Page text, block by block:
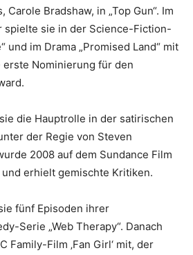
Bradshaw, in „Top Gun“. Im
spielte sie in der Science-Fiction-
und im Drama „Promised Land“ mit
Nominierung für den
die Hauptrolle in der satirischen
der Regie von Steven
2008 auf dem Sundance Film
erhielt gemischte Kritiken.
fünf Episoden ihrer
Serie „Web Therapy“. Danach
Family-Film ‚Fan Girl‘ mit, der